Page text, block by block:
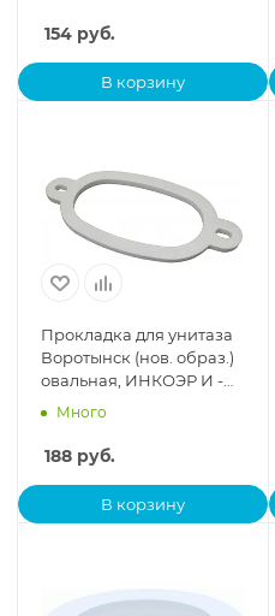
154 руб.
В корзину
Прокладка для унитаза
Воротынск (нов. образ.)
овальная, ИНКОЭР И -
Прокладка-Вфпс
Много
188 руб.
В корзину